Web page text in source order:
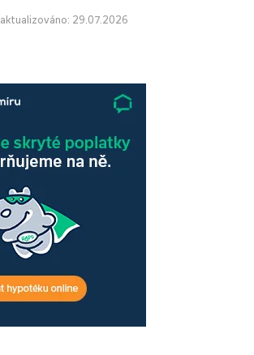
aktualizováno: 29.07.2026